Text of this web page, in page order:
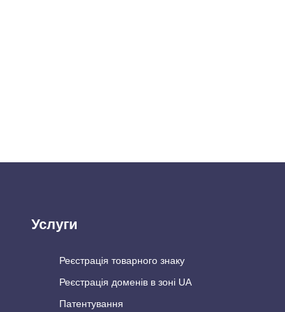
Услуги
Реєстрація товарного знаку
Реєстрація доменів в зоні UA
Патентування